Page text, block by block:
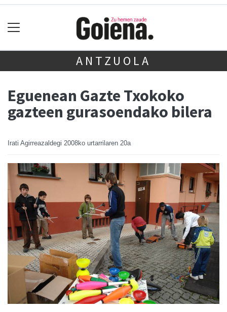
ANTZUOLA
Eguenean Gazte Txokoko
gazteen gurasoendako bilera
Irati Agirreazaldegi 2008ko urtarrilaren 20a